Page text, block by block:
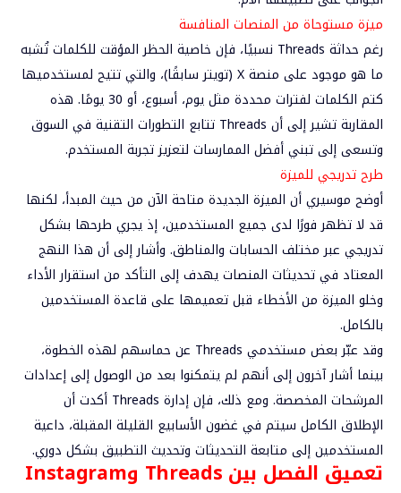
ميزة مستوحاة من المنصات المنافسة
رغم حداثة Threads نسبيًا، فإن خاصية الحظر المؤقت للكلمات تُشبه
ما هو موجود على منصةX (تويتر سابقًا)
، والتي تتيح لمستخدميها
كتم الكلمات لفترات محددة مثل يوم، أسبوع، أو 30 يومًا. هذه
المقاربة تشير إلى أن Threads تتابع التطورات التقنية في السوق
وتسعى إلى تبني أفضل الممارسات لتعزيز تجربة المستخدم.
طرحتدريجي للميزة
أوضح موسيري أن الميزة الجديدة متاحة الآن من حيث المبدأ، لكنها
قد لا تظهر فورًا لدى جميع المستخدمين، إذ يجري طرحها بشكل
تدريجي عبر مختلف الحسابات والمناطق. وأشار إلى أن هذا النهج
المعتاد في تحديثات المنصات يهدف إلى التأكد من استقرار الأداء
وخلو الميزة من الأخطاء قبل تعميمها على قاعدة المستخدمين
بالكامل.
وقد عبّر بعض مستخدمي Threads عن حماسهم لهذه الخطوة،
بينما أشار آخرون إلى أنهم لم يتمكنوا بعد من الوصول إلى إعدادات
المرشحات المخصصة. ومع ذلك، فإن إدارة Threads أكدت أن
الإطلاق الكامل سيتم في غضون الأسابيع القليلة المقبلة، داعية
المستخدمين إلى متابعة التحديثات وتحديث التطبيق بشكل دوري.
تعميق الفصل بين Threads وInstagram